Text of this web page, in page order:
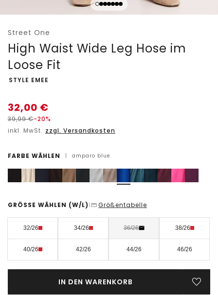
Street One
High Waist Wide Leg Hose im
Loose Fit
-
STYLE EMEE
32,00 €
39,99€-20%
inkl. MwSt. zzgl. Versandkosten
FARBE WÄHLEN | amparo blue
GRÖSSE WÄHLEN (W/L) | Größentabelle
32/26 34/26 36/26 38/26
40/26 42/26 44/26 46/26
IN DEN WARENKORB